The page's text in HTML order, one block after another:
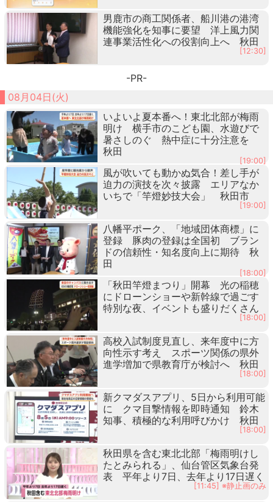
男鹿市の商工関係者、船川港の港湾
機能強化を知事に要望 洋上風力関
連事業活性化への役割向上へ 秋田
[12:30]
-PR-
08月04日(火)
いよいよ夏本番へ！東北北部が梅雨
明け 横手市のこども園、水遊びで
暑さしのぐ 熱中症に十分注意を
秋田
[19:00]
風が吹いても動かぬ気合！差し手が
迫力の演技を次々披露 エリアなか
いちで「竿燈妙技大会」 秋田市
[19:00]
八幡平ポーク、「地域団体商標」に
登録 豚肉の登録は全国初 ブラン
ドの信頼性・知名度向上に期待 秋
田
[18:00]
「秋田竿燈まつり」開幕 光の稲穂
にドローンショーや新幹線で過ごす
特別な夜、イベントも盛りだくさん
[18:00]
高校入試制度見直し、来年度中に方
向性示す考え スポーツ関係の県外
進学増加で県教育庁が検討へ 秋田
[18:00]
新クマダスアプリ、5日から利用可能
に クマ目撃情報を即時通知 鈴木
知事、積極的な利用呼びかけ 秋田
[18:00]
秋田県を含む東北北部「梅雨明けし
たとみられる」、仙台管区気象台発
表 平年より7日、去年より17日遅く
[11:45] ※静止画のみ